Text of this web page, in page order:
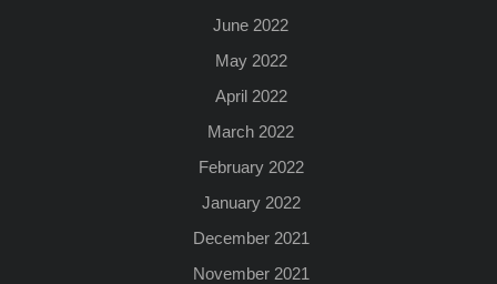
June 2022
May 2022
April 2022
March 2022
February 2022
January 2022
December 2021
November 2021